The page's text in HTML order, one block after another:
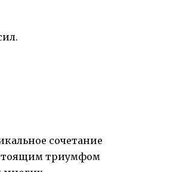
сочетание
триумфом